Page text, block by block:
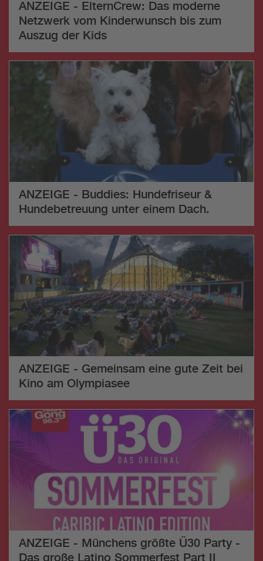
ANZEIGE - ElternCrew: Das moderne
Netzwerk vom Kinderwunsch bis zum
Auszug der Kids
ANZEIGE - Buddies: Hundefriseur &
Hundebetreuung unter einem Dach.
ANZEIGE - Gemeinsam eine gute Zeit bei
Kino am Olympiasee
ANZEIGE - Münchens größte Ü30 Party -
Das große Latino Sommerfest Part II